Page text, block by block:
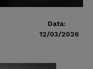
Data:
12/03/2026